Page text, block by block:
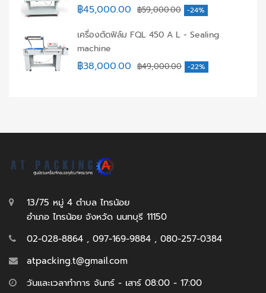
฿59,000.00
฿45,000.00 -24%
เครื่องตัดฟิล์ม FQL 450 A L - Sealing
machine
฿49,000.00
฿38,000.00 -22%
13/75 หมู่ 4 ตำบล ไทรน้อย
อำเภอ ไทรน้อย จังหวัด นนทบุรี 11150
02-028-8864 , 097-169-9884 , 080-257-0384
atpacking.t@gmail.com
วันและเวลาทำการ จันทร์ - เสาร์ 08:00 - 17:00